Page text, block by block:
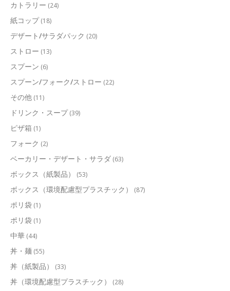
カトラリー (24)
紙コップ (18)
デザート/サラダパック (20)
ストロー (13)
スプーン (6)
スプーン/フォーク/ストロー (22)
その他 (11)
ドリンク・スープ (39)
ピザ箱 (1)
フォーク (2)
ベーカリー・デザート・サラダ (63)
ボックス（紙製品） (53)
ボックス（環境配慮型プラスチック） (87)
ポリ袋 (1)
ポリ袋 (1)
中華 (44)
丼・麺 (55)
丼（紙製品） (33)
丼（環境配慮型プラスチック） (28)